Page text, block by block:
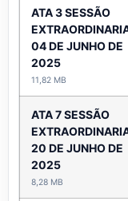
ATA 3 SESSÃO
04 DE JUNHO DE
2025
11,82 MB
ATA 7 SESSÃO
20 DE JUNHO DE
2025
8,28 MB